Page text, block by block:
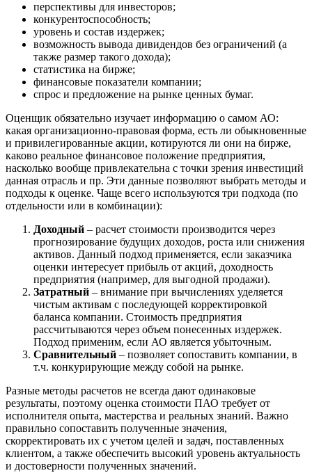
перспективы для инвесторов;
конкурентоспособность;
уровень и состав издержек;
возможность вывода дивидендов без ограничений (а
также размер такого дохода);
статистика на бирже;
финансовые показатели компании;
спрос и предложение на рынке ценных бумаг.
Оценщик обязательно изучает информацию о самом АО:
какая организационно-правовая форма, есть ли обыкновенные
и привилегированные акции, котируются ли они на бирже,
каково реальное финансовое положение предприятия,
насколько вообще привлекательна с точки зрения инвестиций
данная отрасль и пр. Эти данные позволяют выбрать методы и
подходы к оценке. Чаще всего используются три подхода (по
отдельности или в комбинации):
Доходный – расчет стоимости производится через
прогнозирование будущих доходов, роста или снижения
активов. Данный подход применяется, если заказчика
оценки интересует прибыль от акций, доходность
предприятия (например, для выгодной продажи).
Затратный – внимание при вычислениях уделяется
чистым активам с последующей корректировкой
баланса компании. Стоимость предприятия
рассчитываются через объем понесенных издержек.
Подход применим, если АО является убыточным.
Сравнительный – позволяет сопоставить компании, в
т.ч. конкурирующие между собой на рынке.
Разные методы расчетов не всегда дают одинаковые
результаты, поэтому оценка стоимости ПАО требует от
исполнителя опыта, мастерства и реальных знаний. Важно
правильно сопоставить полученные значения,
скорректировать их с учетом целей и задач, поставленных
клиентом, а также обеспечить высокий уровень актуальность
и достоверности полученных значений.
Волхов
Вольск
Воронеж
Воскресенск
Всеволожск
Выборг
Выкса
Вязники
Вязьма
Вятские Поляны
Гатчина
Геленджик
Георгиевск
Глазов
Горно-Алтайск
Городец
Горячий Ключ
Грозный
Гуково
Гулькевичи
Гусев
Гусь-Хрустальный